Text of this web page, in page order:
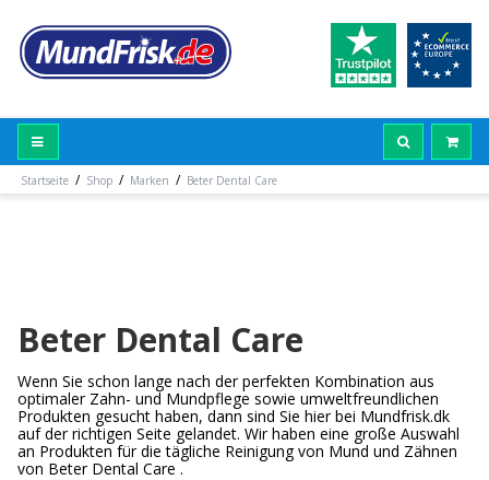
Startseite / Shop / Marken / Beter Dental Care
Beter Dental Care
Wenn Sie schon lange nach der perfekten Kombination aus
optimaler Zahn- und Mundpflege sowie umweltfreundlichen
Produkten gesucht haben, dann sind Sie hier bei Mundfrisk.dk
auf der richtigen Seite gelandet. Wir haben eine große Auswahl
an Produkten für die tägliche Reinigung von Mund und Zähnen
von Beter Dental Care .